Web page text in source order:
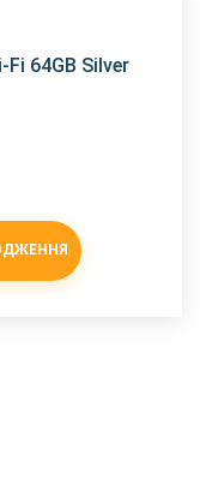
Fi 64GB Silver